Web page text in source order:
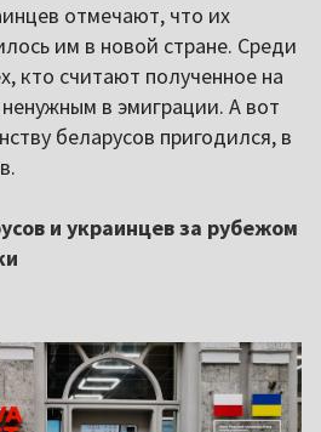
отмечают, что их
им в новой стране. Среди
кто считают полученное на
в эмиграции. А вот
беларусов пригодился, в
и украинцев за рубежом